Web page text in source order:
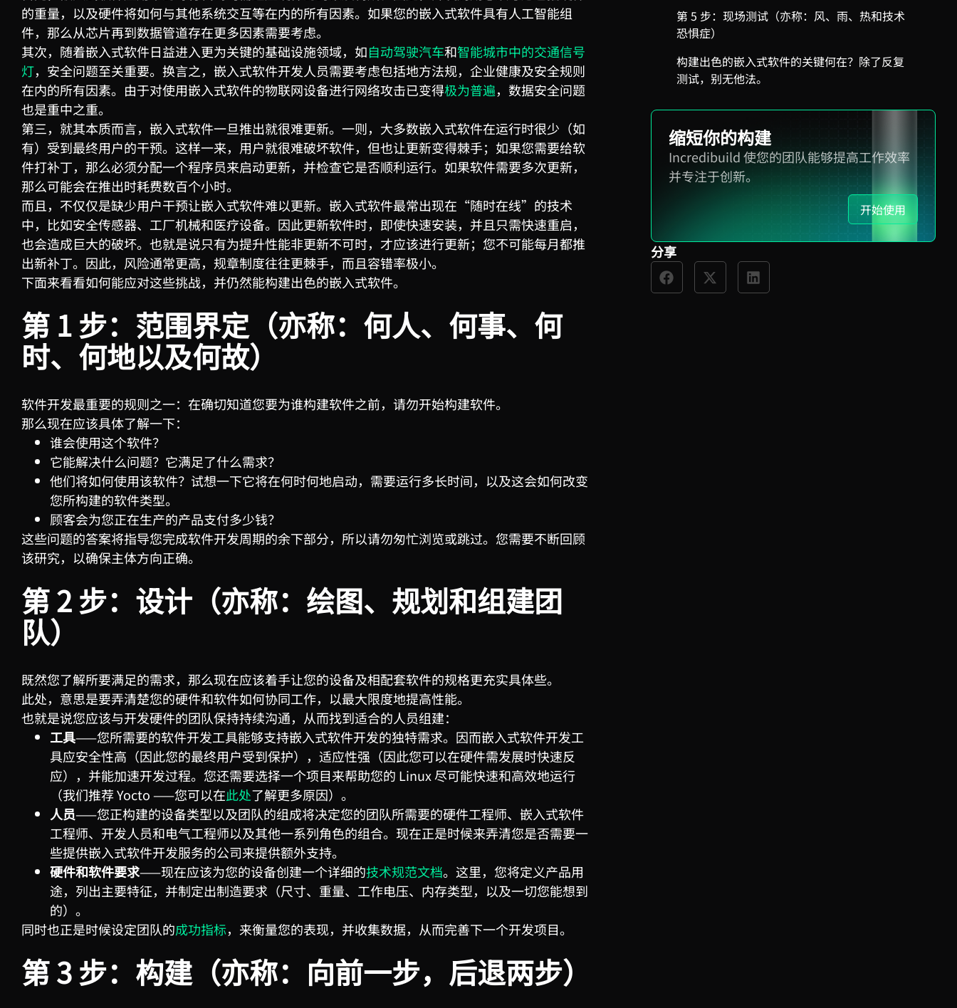
的重量，以及硬件将如何与其他系统交互等在内的所有因素。如果您的嵌入式软件具有人工智能组
件，那么从芯片再到数据管道存在更多因素需要考虑。
其次，随着嵌入式软件日益进入更为关键的基础设施领域，如自动驾驶汽车和智能城市中的交通信号
灯，安全问题至关重要。换言之，嵌入式软件开发人员需要考虑包括地方法规，企业健康及安全规则
在内的所有因素。由于对使用嵌入式软件的物联网设备进行网络攻击已变得极为普遍，数据安全问题
也是重中之重。
第三，就其本质而言，嵌入式软件一旦推出就很难更新。一则，大多数嵌入式软件在运行时很少（如
有）受到最终用户的干预。这样一来，用户就很难破坏软件，但也让更新变得棘手；如果您需要给软
件打补丁，那么必须分配一个程序员来启动更新，并检查它是否顺利运行。如果软件需要多次更新，
那么可能会在推出时耗费数百个小时。
而且，不仅仅是缺少用户干预让嵌入式软件难以更新。嵌入式软件最常出现在“随时在线”的技术
中，比如安全传感器、工厂机械和医疗设备。因此更新软件时，即使快速安装，并且只需快速重启，
也会造成巨大的破坏。也就是说只有为提升性能非更新不可时，才应该进行更新；您不可能每月都推
出新补丁。因此，风险通常更高，规章制度往往更棘手，而且容错率极小。
下面来看看如何能应对这些挑战，并仍然能构建出色的嵌入式软件。
第 1步：范围界定（亦称：何人、何事、何
时、何地以及何故）
软件开发最重要的规则之一：在确切知道您要为谁构建软件之前，请勿开始构建软件。
那么现在应该具体了解一下：
谁会使用这个软件？
它能解决什么问题？它满足了什么需求？
他们将如何使用该软件？试想一下它将在何时何地启动，需要运行多长时间，以及这会如何改变
您所构建的软件类型。
顾客会为您正在生产的产品支付多少钱？
这些问题的答案将指导您完成软件开发周期的余下部分，所以请勿匆忙浏览或跳过。您需要不断回顾
该研究，以确保主体方向正确。
第2步：设计（亦称：绘图、规划和组建团
队）
既然您了解所要满足的需求，那么现在应该着手让您的设备及相配套软件的规格更充实具体些。
此处，意思是要弄清楚您的硬件和软件如何协同工作，以最大限度地提高性能。
也就是说您应该与开发硬件的团队保持持续沟通，从而找到适合的人员组建：
工具——您所需要的软件开发工具能够支持嵌入式软件开发的独特需求。因而嵌入式软件开发工
具应安全性高（因此您的最终用户受到保护），适应性强（因此您可以在硬件需发展时快速反
应），并能加速开发过程。您还需要选择一个项目来帮助您的 Linux 尽可能快速和高效地运行
（我们推荐 Yocto ——您可以在此处了解更多原因）。
人员——您正构建的设备类型以及团队的组成将决定您的团队所需要的硬件工程师、嵌入式软件
工程师、开发人员和电气工程师以及其他一系列角色的组合。现在正是时候来弄清您是否需要一
些提供嵌入式软件开发服务的公司来提供额外支持。
硬件和软件要求——现在应该为您的设备创建一个详细的技术规范文档。这里，您将定义产品用
途，列出主要特征，并制定出制造要求（尺寸、重量、工作电压、内存类型，以及一切您能想到
的）。
同时也正是时候设定团队的成功指标，来衡量您的表现，并收集数据，从而完善下一个开发项目。
第3步：构建（亦称：向前一步，后退两步）
第 5 步：现场测试（亦称：风、雨、热和技术
恐惧症）
构建出色的嵌入式软件的关键何在？除了反复
测试，别无他法。
缩短你的构建
Incredibuild 使您的团队能够提高工作效率
并专注于创新。
开始使用
分享